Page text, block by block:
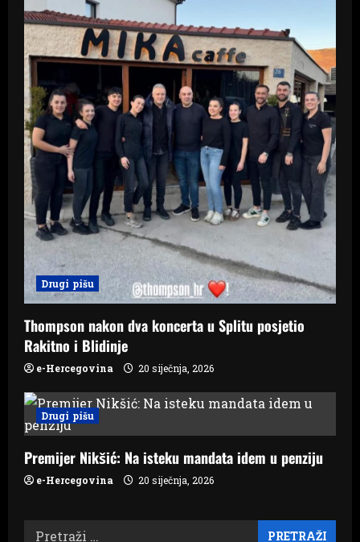
i
o
n
Drugi pišu
Thompson nakon dva koncerta u Splitu posjetio
Rakitno i Blidinje
e-Hercegovina 20 siječnja, 2026
Drugi pišu
Premijer Nikšić: Na isteku mandata idem u penziju
e-Hercegovina 20 siječnja, 2026
Pretraži: